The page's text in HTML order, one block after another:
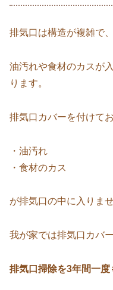
排気口は構造が複雑で
油汚れや食材のカスが
ります。
排気口カバーを付けてお
・油汚れ
・食材のカス
が排気口の中に入りませ
我が家では排気口カバ
排気口掃除を3年間一度